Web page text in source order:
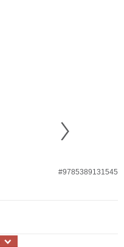
#9785389131545